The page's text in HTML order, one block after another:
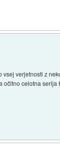
verjetnosti z
celotna serija